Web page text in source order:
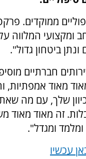
ממוקדים.
ומקצועי המלווה
ביטחון גדול".
חברתיים
מאוד אמפתיות,
שלך, עם מה
זה מאוד מאוד
ומגדל".
עכשיו